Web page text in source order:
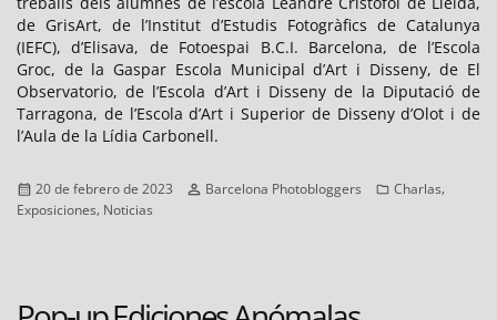
de GrisArt, de l’Institut d’Estudis Fotogràfics de Catalunya
(IEFC), d’Elisava, de Fotoespai B.C.I. Barcelona, de l’Escola
Groc, de la Gaspar Escola Municipal d’Art i Disseny, de El
Observatorio, de l’Escola d’Art i Disseny de la Diputació de
Tarragona, de l’Escola d’Art i Superior de Disseny d’Olot i de
l’Aula de la Lídia Carbonell.
Publicado
el
20 de febrero de 2023 Autor
Barcelona Photobloggers Categorías
Charlas,
Exposiciones, Noticias